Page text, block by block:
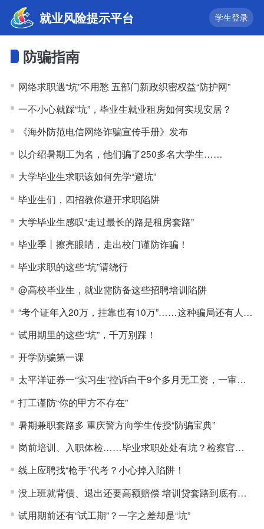
就业风险提示平台 学生登录
防骗指南
网络求职遇“坑”不用愁 五部门新政织密权益“防护网”
一不小心就踩“坑”，毕业生就业租房如何实现安居？
《海外防范电信网络诈骗宣传手册》发布
以介绍暑期工为名，他们骗了250多名大学生……
大学毕业生求职该如何先学“避坑”
毕业生们，四招教你避开求职陷阱
大学毕业生感叹“走过最长的路是租房套路”
毕业季丨擦亮眼睛，走出校门谨防诈骗！
毕业求职的这些“坑”请绕行
@高校毕业生，就业需防备这些招聘培训陷阱
“考个证年入20万，挂靠也有10万”……这种骗局还有人上当
试用期里的这些“坑”，千万别踩！
开学防骗第一课
太平洋证券一“实习生”控诉白干9个多月无工资，一审获赔超20万
打工谨防“你的甲方不存在”
暑期兼职套路多 重庆警方向学生传授“防骗宝典”
岗前培训、入职体检……毕业求职处处有坑？检察官的“防骗指南”来了
线上应聘找“枪手”代考？小心掉入陷阱！
没上班就背债、退出还要高额赔偿 培训贷套路到底有多深？
试用期前还有“试工期”？一字之差却是“坑”